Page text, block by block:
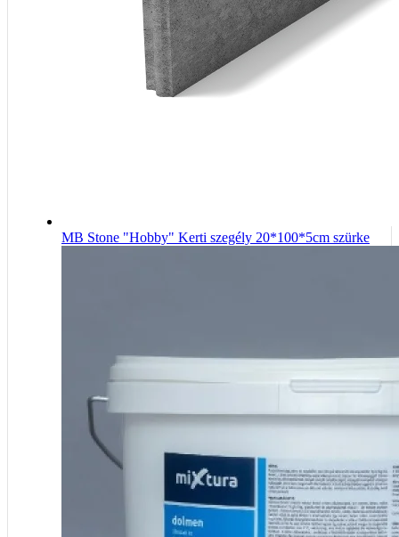
MB Stone "Hobby" Kerti szegély 20*100*5cm szürke